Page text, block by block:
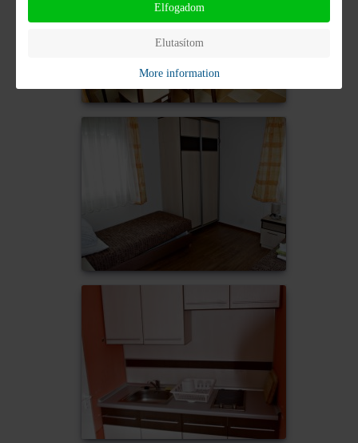
Elfogadom
Elutasítom
More information